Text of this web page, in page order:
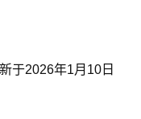
于2026年1月10日